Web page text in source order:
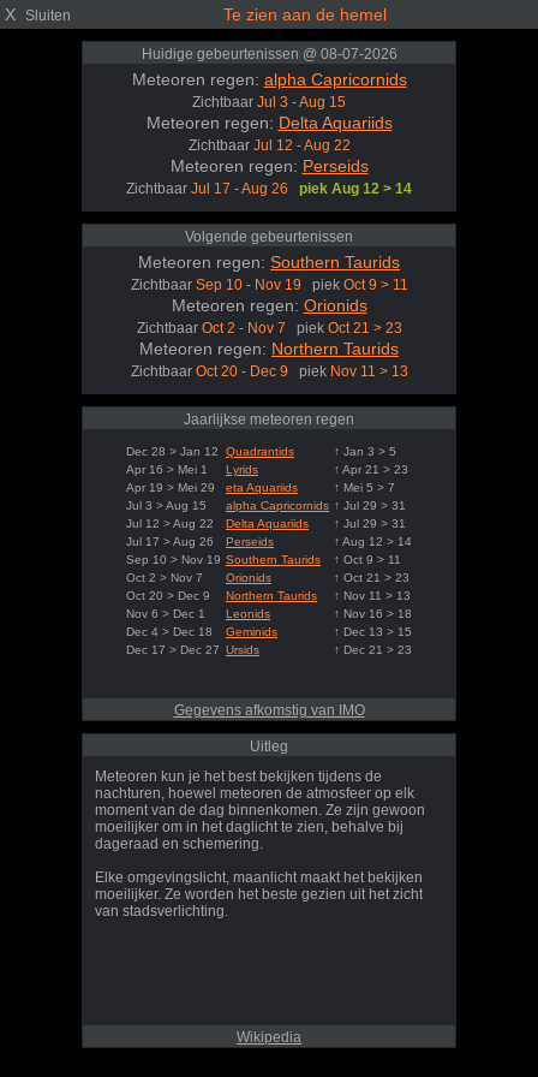
X Sluiten Te zien aan de hemel
Huidige gebeurtenissen @ 08-07-2026
Meteoren regen: alpha Capricornids
Zichtbaar Jul 3 - Aug 15
Meteoren regen: Delta Aquariids
Zichtbaar Jul 12 - Aug 22
Meteoren regen: Perseids
Zichtbaar Jul 17 - Aug 26 piek Aug 12 > 14
Volgende gebeurtenissen
Meteoren regen: Southern Taurids
Zichtbaar Sep 10 - Nov 19 piek Oct 9 > 11
Meteoren regen: Orionids
Zichtbaar Oct 2 - Nov 7 piek Oct 21 > 23
Meteoren regen: Northern Taurids
Zichtbaar Oct 20 - Dec 9 piek Nov 11 > 13
Jaarlijkse meteoren regen
Dec 28 > Jan 12 Quadrantids
↑ Jan 3 > 5
Apr 16 > Mei 1
Lyrids
↑ Apr 21 > 23
Apr 19 > Mei 29
eta Aquariids
↑ Mei 5 > 7
Jul 3 > Aug 15
alpha Capricornids ↑ Jul 29 > 31
Jul 12 > Aug 22
Delta Aquariids
↑ Jul 29 > 31
Jul 17 > Aug 26
Perseids
↑ Aug 12 > 14
Sep 10 > Nov 19 Southern Taurids
↑ Oct 9 > 11
Oct 2 > Nov 7
Orionids
↑ Oct 21 > 23
Oct 20 > Dec 9
Northern Taurids
↑ Nov 11 > 13
Nov 6 > Dec 1
Leonids
↑ Nov 16 > 18
Dec 4 > Dec 18
Geminids
↑ Dec 13 > 15
Dec 17 > Dec 27 Ursids ↑ Dec 21 > 23
Gegevens afkomstig van IMO
Uitleg
Meteoren kun je het best bekijken tijdens de
nachturen, hoewel meteoren de atmosfeer op elk
moment van de dag binnenkomen. Ze zijn gewoon
moeilijker om in het daglicht te zien, behalve bij
dageraad en schemering.
Elke omgevingslicht, maanlicht maakt het bekijken
moeilijker. Ze worden het beste gezien uit het zicht
van stadsverlichting.
Wikipedia